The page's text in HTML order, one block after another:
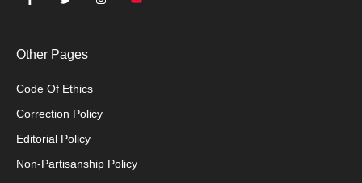
Other Pages
Code Of Ethics
Correction Policy
Editorial Policy
Non-Partisanship Policy